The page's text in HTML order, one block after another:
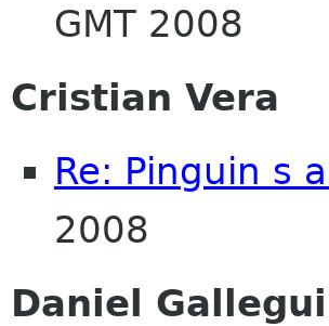
GMT 2008
Cristian Vera
Re: Pinguin s
2008
Daniel